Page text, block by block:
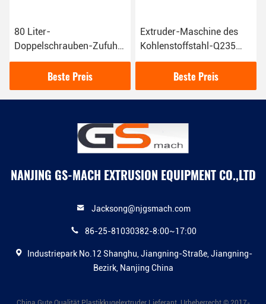
80 Liter-
Doppelschrauben-Zufuhr,
volumetrische Zufuhr mit
Doppelschneckenextruder
GS65
Beste Preis
Extruder-Maschine des
Kohlenstoffstahl-Q235
zerteilt große Kapazitäts-
lineares Schüttelsieb
Beste Preis
NANJING GS-MACH EXTRUSION EQUIPMENT CO.,LTD
Jacksong@njgsmach.com
86-25-81030382-8:00~17:00
Industriepark No.12 Shanghu, Jiangning-Straße, Jiangning-
Bezirk, Nanjing China